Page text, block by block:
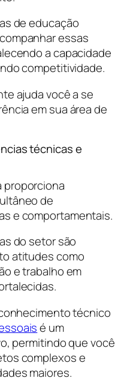
de educação
essas
a capacidade
competitividade.
ajuda você a se
em sua área de
técnicas e
proporciona
de
e comportamentais.
do setor são
atitudes como
e trabalho em
técnico
é um
permitindo que você
complexos e
maiores.